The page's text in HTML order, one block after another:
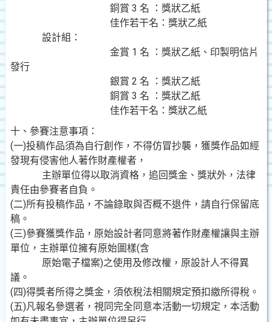
銅賞 3 名 ：獎狀乙紙
佳作若干名：獎狀乙紙
設計組：
金賞 1 名 ：獎狀乙紙、印製明信片
發行
銀賞 2 名 ：獎狀乙紙
銅賞 3 名 ：獎狀乙紙
佳作若干名：獎狀乙紙
十、參賽注意事項：
(一)投稿作品須為自行創作，不得仿冒抄襲，獲獎作品如經
發現有侵害他人著作財產權者，
主辦單位得以取消資格，追回獎金、獎狀外，法律
責任由參賽者自負。
(二)所有投稿作品，不論錄取與否概不退件，請自行保留底
稿。
(三)參賽獲獎作品，原始設計者同意將著作財產權讓與主辦
單位，主辦單位擁有原始圖樣(含
原始電子檔案)之使用及修改權，原設計人不得異
議。
(四)得獎者所得之獎金，須依稅法相關規定預扣繳所得稅。
(五)凡報名參選者，視同完全同意本活動一切規定，本活動